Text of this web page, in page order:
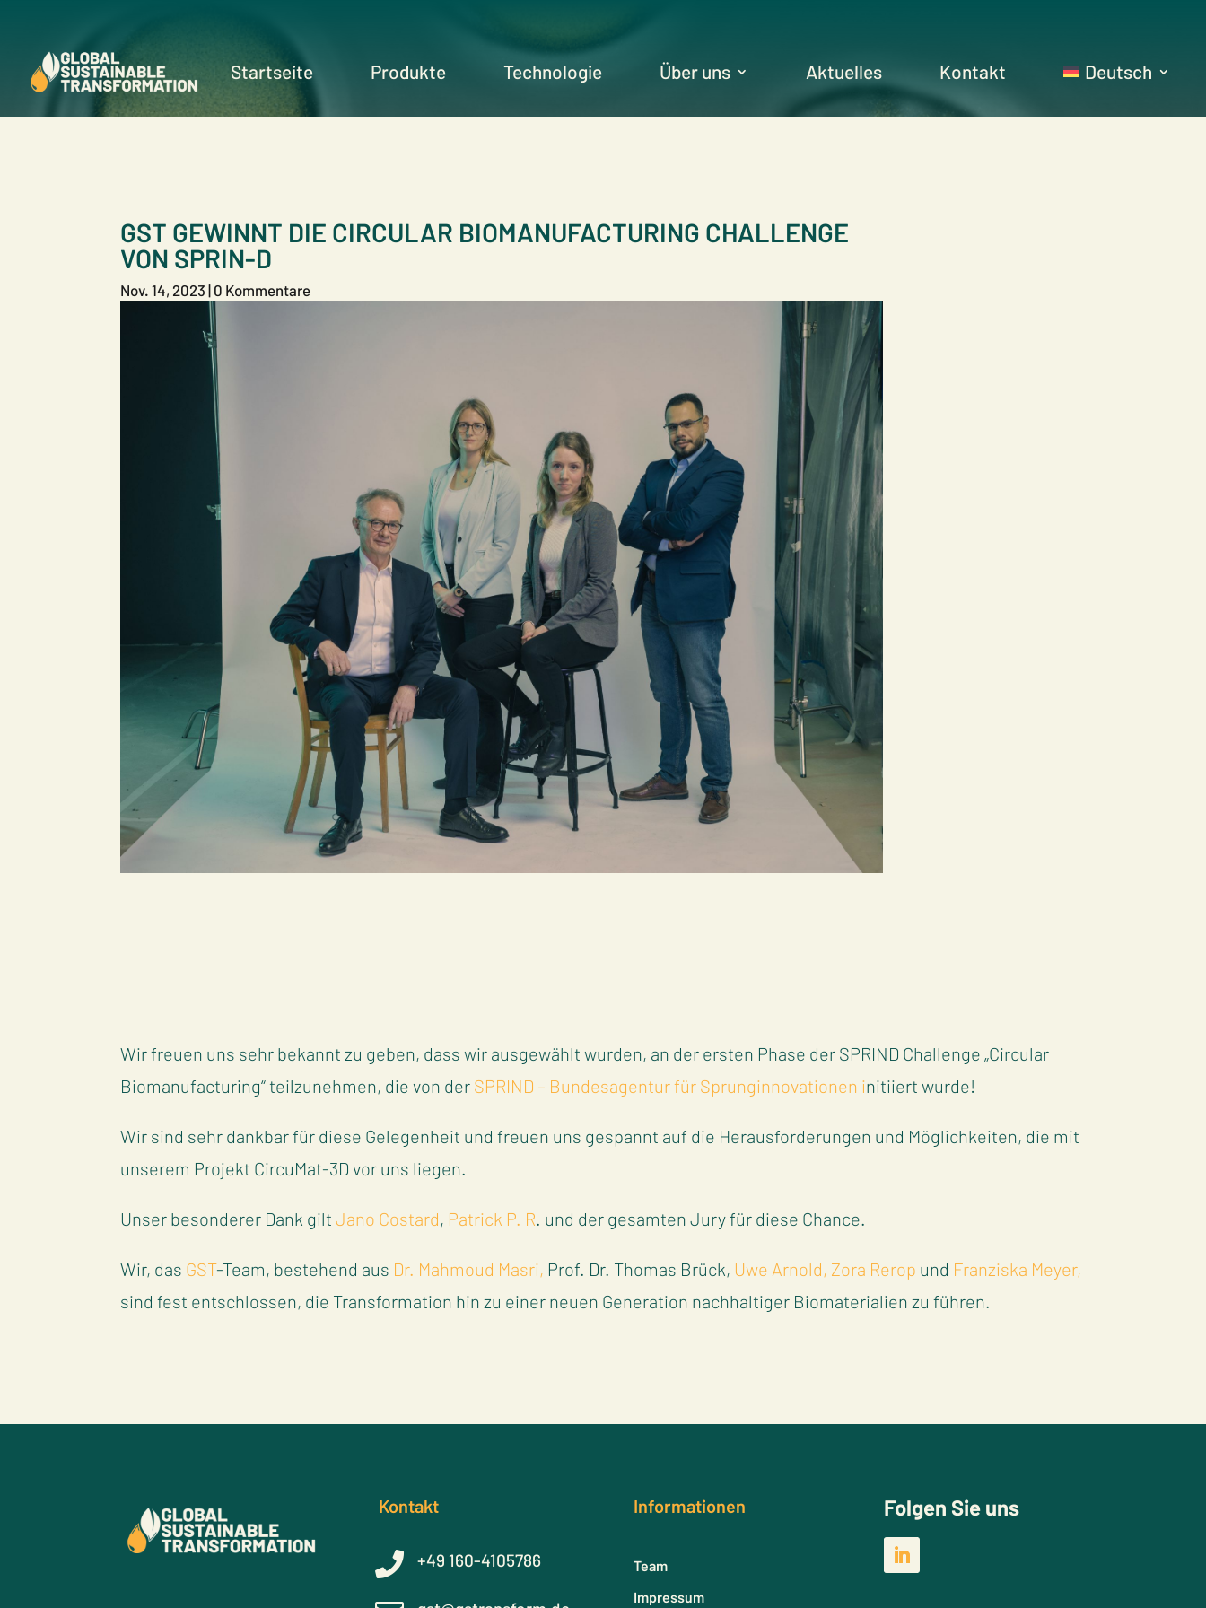
Startseite Produkte Technologie Über uns Aktuelles Kontakt Deutsch
GST GEWINNT DIE CIRCULAR BIOMANUFACTURING CHALLENGE
VON SPRIN-D
Nov. 14, 2023 | 0 Kommentare
Wir freuen uns sehr bekannt zu geben, dass wir ausgewählt wurden, an der ersten Phase der SPRIND Challenge „Circular
Biomanufacturing“ teilzunehmen, die von der SPRIND – Bundesagentur für Sprunginnovationen initiiert wurde!
Wir sind sehr dankbar für diese Gelegenheit und freuen uns gespannt auf die Herausforderungen und Möglichkeiten, die mit
unserem Projekt CircuMat-3D vor uns liegen.
Unser besonderer Dank giltJano Costard, Patrick P. R. und der gesamten Jury für diese Chance.
Wir, das GST-Team, bestehend aus Dr. Mahmoud Masri, Prof. Dr. Thomas Brück, Uwe Arnold, Zora Rerop und Franziska Meyer,
sind fest entschlossen, die Transformation hin zu einer neuen Generation nachhaltiger Biomaterialien zu führen.
Kontakt
 +49 160-4105786
Informationen
Team
Impressum
Folgen Sie uns